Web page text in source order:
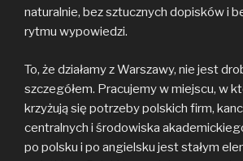
naturalnie, bez sztucznych dopisków i
rytmu wypowiedzi.
To, że działamy z Warszawy, nie jest
szczegółem. Pracujemy w miejscu, w
krzyżują się potrzeby polskich firm,
centralnych i środowiska
po polsku i po angielsku jest stałym